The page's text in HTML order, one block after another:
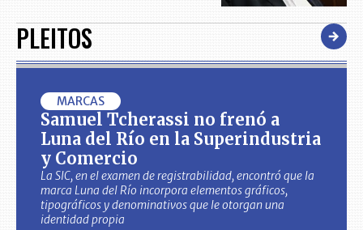
PLEITOS
MARCAS
Samuel Tcherassi no frenó a
Luna del Río en la Superindustria
y Comercio
La SIC, en el examen de registrabilidad, encontró que la
marca Luna del Río incorpora elementos gráficos,
tipográficos y denominativos que le otorgan una
identidad propia